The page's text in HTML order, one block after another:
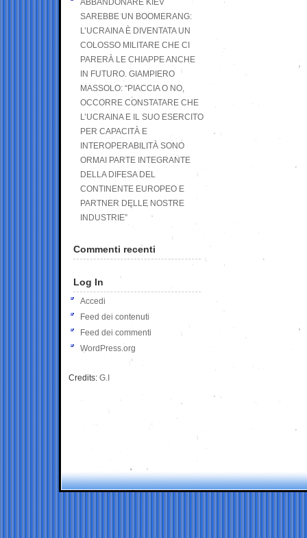
ABBANDONARE KIEV
SAREBBE UN BOOMERANG:
L’UCRAINA È DIVENTATA UN
COLOSSO MILITARE CHE CI
PARERÀ LE CHIAPPE ANCHE
IN FUTURO. GIAMPIERO
MASSOLO: “PIACCIA O NO,
OCCORRE CONSTATARE CHE
L’UCRAINA E IL SUO ESERCITO
PER CAPACITÀ E
INTEROPERABILITÀ SONO
ORMAI PARTE INTEGRANTE
DELLA DIFESA DEL
CONTINENTE EUROPEO E
PARTNER DELLE NOSTRE
INDUSTRIE”
Commenti recenti
Log In
Accedi
Feed dei contenuti
Feed dei commenti
WordPress.org
Credits: G.I